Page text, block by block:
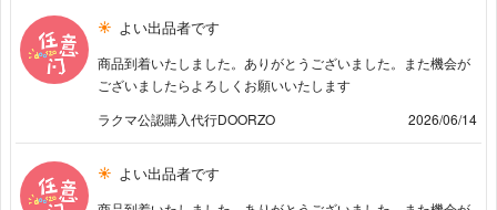
よい出品者です
商品到着いたしました。ありがとうございました。また機会が
ございましたらよろしくお願いいたします
ラクマ公認購入代行DOORZO
2026/06/14
よい出品者です